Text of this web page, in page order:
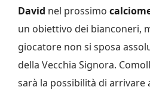
David nel prossimo
un obiettivo dei bianconeri,
giocatore non si sposa
della Vecchia Signora.
sarà la possibilità di arrivare